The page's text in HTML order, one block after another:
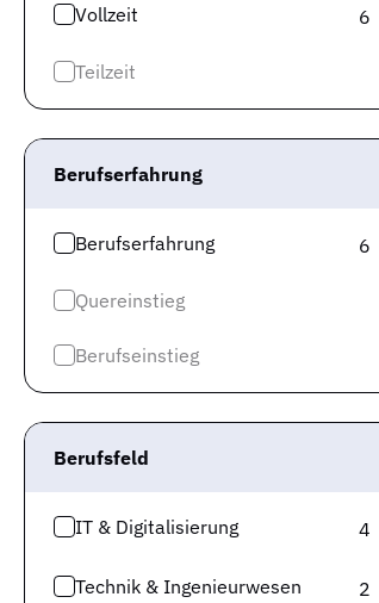
Vollzeit 6
Teilzeit
Berufserfahrung
Berufserfahrung 6
Quereinstieg
Berufseinstieg
Berufsfeld
IT & Digitalisierung 4
Technik & Ingenieurwesen 2